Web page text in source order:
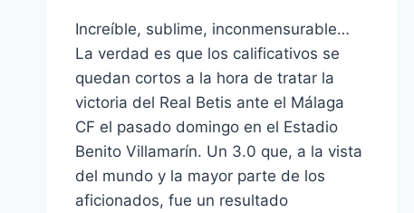
Increíble, sublime, inconmensurable…
La verdad es que los calificativos se
quedan cortos a la hora de tratar la
victoria del Real Betis ante el Málaga
CF el pasado domingo en el Estadio
Benito Villamarín. Un 3.0 que, a la vista
del mundo y la mayor parte de los
aficionados, fue un resultado